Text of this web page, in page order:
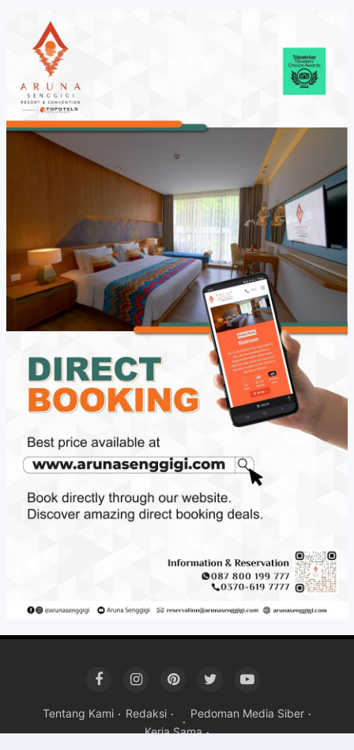
Tentang Kami Redaksi
Pedoman Media Siber
Kerja Sama